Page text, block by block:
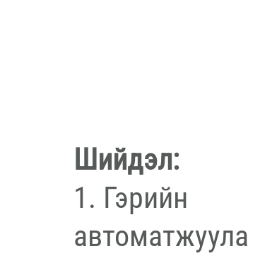
Шийдэл:
1. Гэрийн
автоматжуула